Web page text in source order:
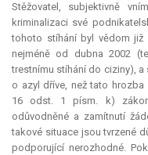
Stěžovatel, subjektivně
kriminalizaci své
tohoto stíhání byl vědom již
nejméně od dubna 2002
trestnímu stíhání do ciziny),
o azyl dříve, než tato
16 odst. 1 písm. k)
odůvodněné a zamítnutí
takové situace jsou tvrzené
podporující nerozhodné.